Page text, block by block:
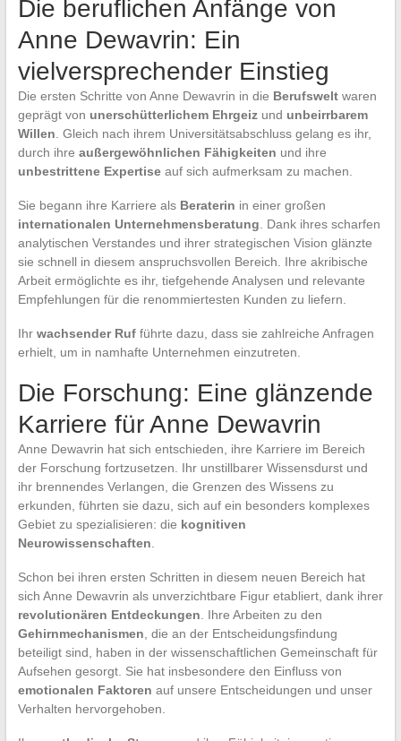
Die beruflichen Anfänge von
Anne Dewavrin: Ein
vielversprechender Einstieg
Die ersten Schritte von Anne Dewavrin in die Berufsweltwaren
geprägt von unerschütterlichem Ehrgeizund unbeirrbarem
Willen . Gleich nach ihrem Universitätsabschluss gelang es ihr,
durch ihre außergewöhnlichen Fähigkeiten und ihre
unbestrittene Expertiseauf sich aufmerksam zu machen.
Sie begann ihre Karriere als Beraterin in einer großen
internationalen Unternehmensberatung . Dank ihres scharfen
analytischen Verstandes und ihrer strategischen Vision glänzte
sie schnell in diesem anspruchsvollen Bereich. Ihre akribische
Arbeit ermöglichte es ihr, tiefgehende Analysen und relevante
Empfehlungen für die renommiertesten Kunden zu liefern.
Ihr wachsender Rufführte dazu, dass sie zahlreiche Anfragen
erhielt, um in namhafte Unternehmen einzutreten.
Die Forschung: Eine glänzende
Karriere für Anne Dewavrin
Anne Dewavrin hat sich entschieden, ihre Karriere im Bereich
der Forschung fortzusetzen. Ihr unstillbarer Wissensdurst und
ihr brennendes Verlangen, die Grenzen des Wissens zu
erkunden, führten sie dazu, sich auf ein besonders komplexes
Gebiet zu spezialisieren: die kognitiven
Neurowissenschaften
Schon bei ihren ersten Schritten in diesem neuen Bereich hat
sich Anne Dewavrin als unverzichtbare Figur etabliert, dank ihrer
revolutionären Entdeckungen . Ihre Arbeiten zu den
Gehirnmechanismen , die an der Entscheidungsfindung
beteiligt sind, haben in der wissenschaftlichen Gemeinschaft für
Aufsehen gesorgt. Sie hat insbesondere den Einfluss von
emotionalen Faktoren auf unsere Entscheidungen und unser
Verhalten hervorgehoben.